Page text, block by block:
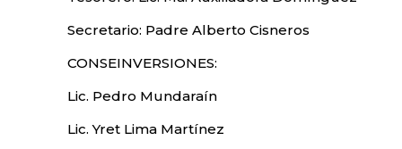
Secretario: Padre Alberto Cisneros
CONSEINVERSIONES:
Lic. Pedro Mundaraín
Lic. Yret Lima Martínez